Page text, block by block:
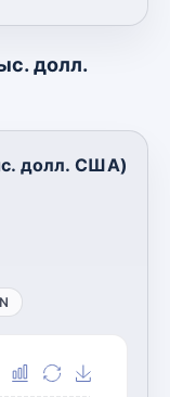
долл.
долл. США)